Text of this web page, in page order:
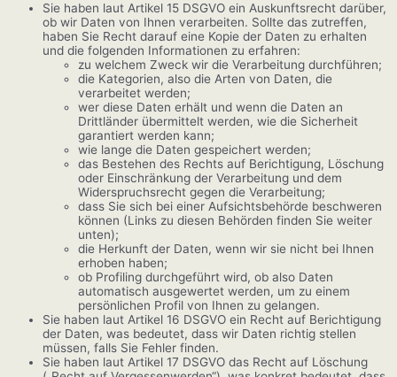
Sie haben laut Artikel 15 DSGVO ein Auskunftsrecht darüber,
ob wir Daten von Ihnen verarbeiten. Sollte das zutreffen,
haben Sie Recht darauf eine Kopie der Daten zu erhalten
und die folgenden Informationen zu erfahren:
zu welchem Zweck wir die Verarbeitung durchführen;
die Kategorien, also die Arten von Daten, die
verarbeitet werden;
wer diese Daten erhält und wenn die Daten an
Drittländer übermittelt werden, wie die Sicherheit
garantiert werden kann;
wie lange die Daten gespeichert werden;
das Bestehen des Rechts auf Berichtigung, Löschung
oder Einschränkung der Verarbeitung und dem
Widerspruchsrecht gegen die Verarbeitung;
dass Sie sich bei einer Aufsichtsbehörde beschweren
können (Links zu diesen Behörden finden Sie weiter
unten);
die Herkunft der Daten, wenn wir sie nicht bei Ihnen
erhoben haben;
ob Profiling durchgeführt wird, ob also Daten
automatisch ausgewertet werden, um zu einem
persönlichen Profil von Ihnen zu gelangen.
Sie haben laut Artikel 16 DSGVO ein Recht auf Berichtigung
der Daten, was bedeutet, dass wir Daten richtig stellen
müssen, falls Sie Fehler finden.
Sie haben laut Artikel 17 DSGVO das Recht auf Löschung